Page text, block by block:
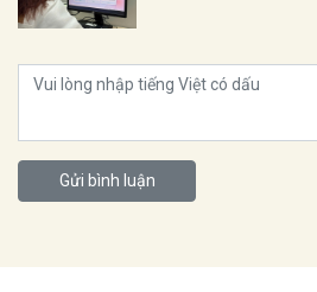
Gửi bình luận